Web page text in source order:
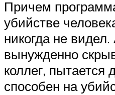
Причем
убийстве
никогда не
вынужденно
коллег, пытается
способен на